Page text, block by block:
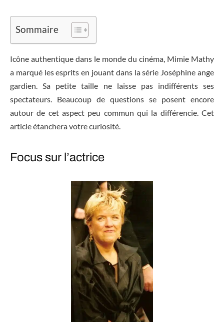
Sommaire
Icône authentique dans le monde du cinéma, Mimie Mathy
a marqué les esprits en jouant dans la série Joséphine ange
gardien. Sa petite taille ne laisse pas indifférents ses
spectateurs. Beaucoup de questions se posent encore
autour de cet aspect peu commun qui la différencie. Cet
article étanchera votre curiosité.
Focus sur l’actrice